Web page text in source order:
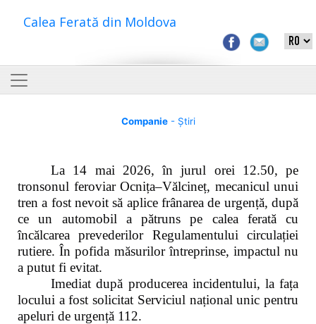
Calea Ferată din Moldova
Companie- Știri
La 14 mai 2026, în jurul orei 12.50, pe
tronsonul feroviar Ocnița–Vălcineț, mecanicul unui
tren a fost nevoit să aplice frânarea de urgență, după
ce un automobil a pătruns pe calea ferată cu
încălcarea prevederilor Regulamentului circulației
rutiere. În pofida măsurilor întreprinse, impactul nu
a putut fi evitat.
Imediat după producerea incidentului, la fața
locului a fost solicitat Serviciul național unic pentru
apeluri de urgență 112.